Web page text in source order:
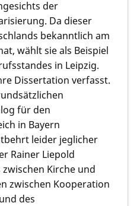
der
Da dieser
bekanntlich am
wählt sie als Beispiel
in Leipzig.
Dissertation verfasst.
für den
in Bayern
leider jeglicher
Rainer Liepold
Kirche und
zwischen Kooperation
des